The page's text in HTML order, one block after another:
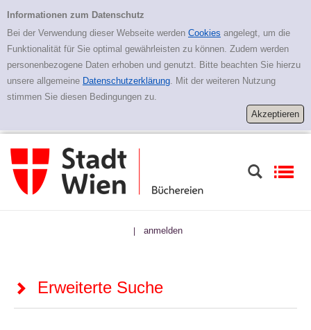
Erweiterte Suche
Informationen zum Datenschutz
Bei der Verwendung dieser Webseite werden Cookies angelegt, um die
Funktionalität für Sie optimal gewährleisten zu können. Zudem werden
personenbezogene Daten erhoben und genutzt. Bitte beachten Sie hierzu
unsere allgemeine Datenschutzerklärung. Mit der weiteren Nutzung
stimmen Sie diesen Bedingungen zu.
| anmelden
Erweiterte Suche